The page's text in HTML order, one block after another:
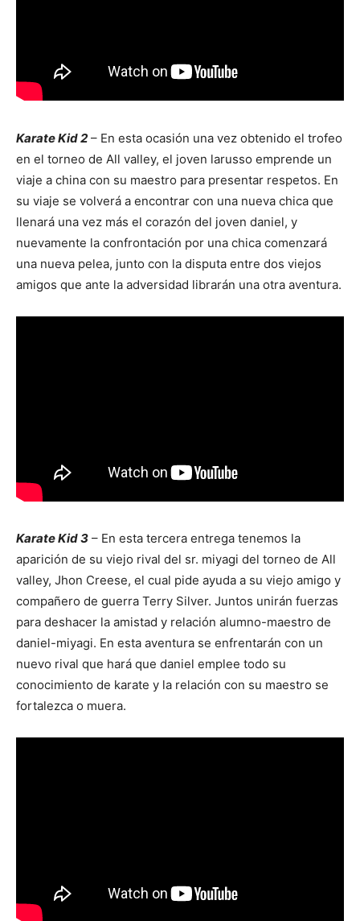
Karate Kid 2 – En esta ocasión una vez obtenido el trofeo
en el torneo de All valley, el joven larusso emprende un
viaje a china con su maestro para presentar respetos. En
su viaje se volverá a encontrar con una nueva chica que
llenará una vez más el corazón del joven daniel, y
nuevamente la confrontación por una chica comenzará
una nueva pelea, junto con la disputa entre dos viejos
amigos que ante la adversidad librarán una otra aventura.
Karate Kid 3 – En esta tercera entrega tenemos la
aparición de su viejo rival del sr. miyagi del torneo de All
valley, Jhon Creese, el cual pide ayuda a su viejo amigo y
compañero de guerra Terry Silver. Juntos unirán fuerzas
para deshacer la amistad y relación alumno-maestro de
daniel-miyagi. En esta aventura se enfrentarán con un
nuevo rival que hará que daniel emplee todo su
conocimiento de karate y la relación con su maestro se
fortalezca o muera.